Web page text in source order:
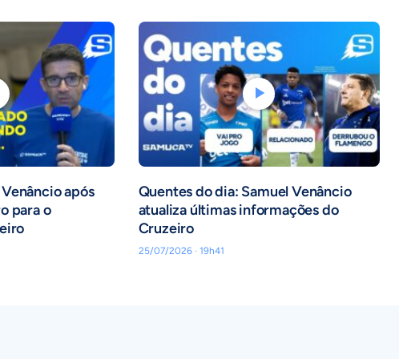
após
para o
Quentes do dia: Samuel Venâncio
atualiza últimas informações do
Cruzeiro
25/07/2026 · 19h41